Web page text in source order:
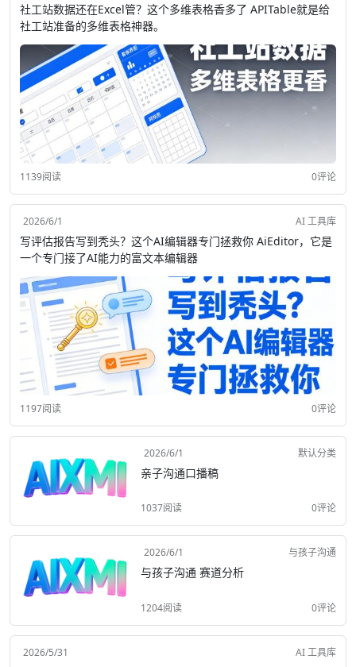
社工站数据还在Excel管？这个多维表格香多了 APITable就是给
社工站准备的多维表格神器。
1139阅读 0评论
2026/6/1 AI 工具库
写评估报告写到秃头？这个AI编辑器专门拯救你 AiEditor，它是
一个专门接了AI能力的富文本编辑器
1197阅读 0评论
2026/6/1 默认分类
亲子沟通口播稿
1037阅读 0评论
2026/6/1 与孩子沟通
与孩子沟通 赛道分析
1204阅读 0评论
2026/5/31 AI 工具库